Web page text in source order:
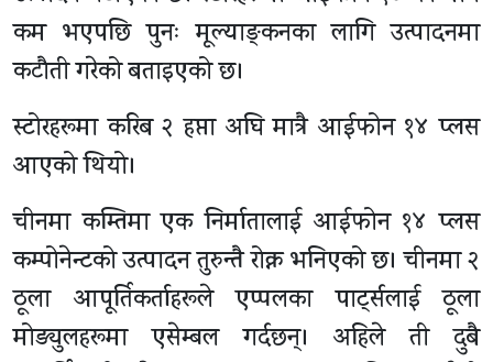
कम भएपछि पुनः मूल्याङ्कनका लागि उत्पादनमा
कटाैती गरेको बताइएको छ।
स्टोरहरूमा करिब २ हप्ता अघि मात्रै आईफोन १४ प्लस
आएको थियो।
चीनमा कम्तिमा एक निर्मातालाई आईफोन १४ प्लस
कम्पोनेन्टको उत्पादन तुरुन्तै रोक्न भनिएको छ। चीनमा २
ठूला आपूर्तिकर्ताहरूले एप्पलका पार्ट्सलाई ठूला
मोड्युलहरूमा एसेम्बल गर्दछन्। अहिले ती दुबै